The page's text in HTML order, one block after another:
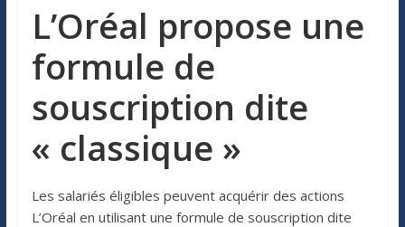
L’Oréal propose une
formule de
souscription dite
« classique »
Les salariés éligibles peuvent acquérir des actions
L’Oréal en utilisant une formule de souscription dite